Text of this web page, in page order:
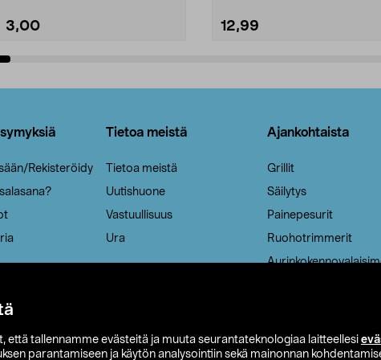
että tallennamme evästeitä ja muuta seurantateknologiaa laitteellesi
parantamiseen ja käytön analysointiin sekä mainonnan
3,00 12,99
Rekisteröidy
Tietoa meistä
Tietoa meistä
Uutishuone
Vastuullisuus
Ura
Ajankohtaista
Grillit
Säilytys
Painepesurit
Ruohotrimmerit